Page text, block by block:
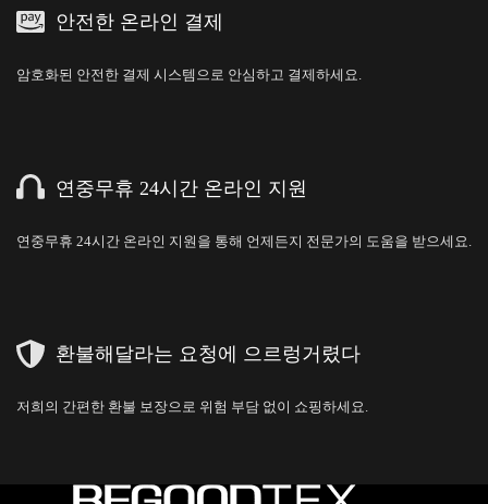
안전한 온라인 결제
암호화된 안전한 결제 시스템으로 안심하고 결제하세요.
연중무휴 24시간 온라인 지원
연중무휴 24시간 온라인 지원을 통해 언제든지 전문가의 도움을 받으세요.
환불해달라는 요청에 으르렁거렸다
저희의 간편한 환불 보장으로 위험 부담 없이 쇼핑하세요.